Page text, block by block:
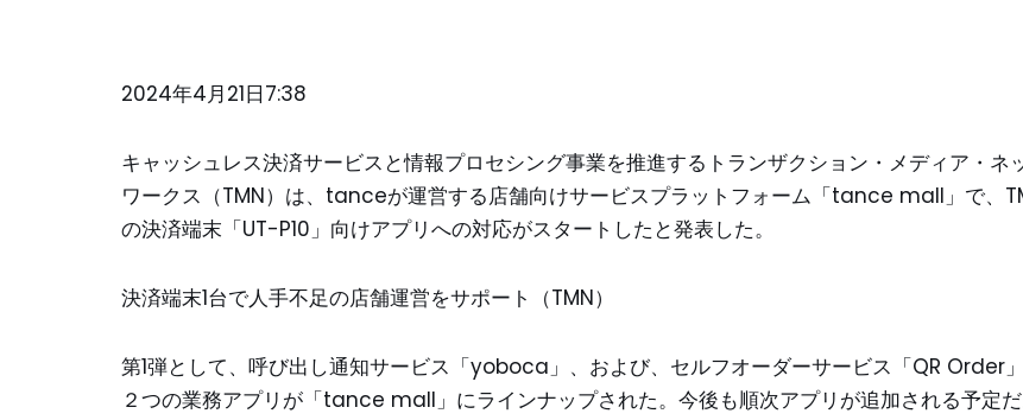
2024年4月21日7:38
キャッシュレス決済サービスと情報プロセシング事業を推進するトランザクション・メディア・ネ
ワークス（TMN）は、tanceが運営する店舗向けサービスプラットフォーム「tance mall」で、
の決済端末「UT-P10」向けアプリへの対応がスタートしたと発表した。
決済端末1台で人手不足の店舗運営をサポート（TMN）
第1弾として、呼び出し通知サービス「yoboca」、および、セルフオーダーサービス「QR Order
２つの業務アプリが「tance mall」にラインナップされた。今後も順次アプリが追加される予定だ